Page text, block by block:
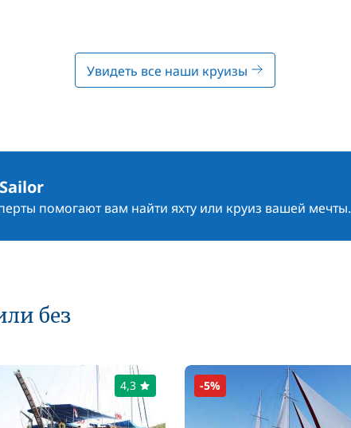
Увидеть все наши круизы
помогают вам найти яхту или круиз вашей мечты.
без
4,3 -5%